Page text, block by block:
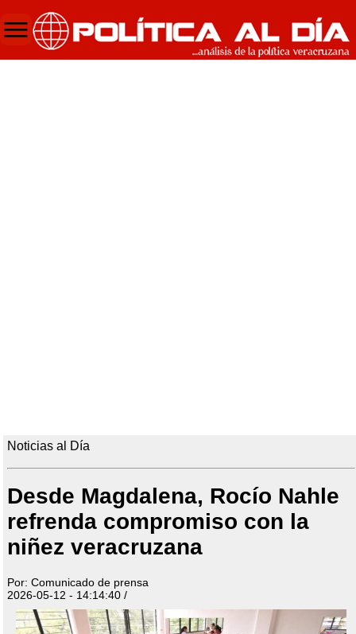
Noticias al Día
Desde Magdalena, Rocío Nahle
refrenda compromiso con la
niñez veracruzana
Por: Comunicado de prensa
2026-05-12 - 14:14:40 /